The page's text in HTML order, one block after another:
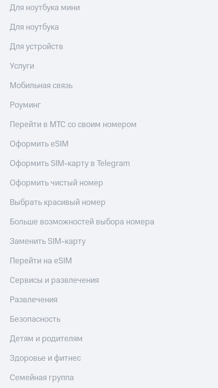
выкупа
акций
Дивиденды
Рынок
облигаций
о
Другое
Регистратор
Контакты
деловая этика
Для ноутбука мини
Для ноутбука
Для устройств
Услуги
Мобильная связь
Роуминг
Перейти в МТС со своим номером
Оформить eSIM
Оформить SIM-карту в Telegram
Оформить чистый номер
Выбрать красивый номер
Больше возможностей выбора номера
Заменить SIM-карту
Перейти на eSIM
Сервисы и развлечения
Развлечения
Безопасность
Детям и родителям
Здоровье и фитнес
Семейная группа